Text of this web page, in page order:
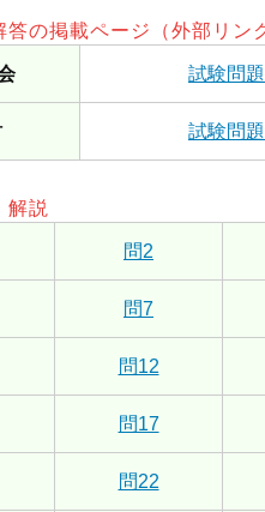
答の掲載ページ（外部リン
試験問題
試験問題
解説
問2
問7
問12
問17
問22